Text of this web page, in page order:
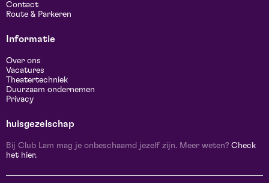
Contact
Route & Parkeren
Informatie
Over ons
Vacatures
Theatertechniek
Duurzaam ondernemen
Privacy
huisgezelschap
Bij Club Lam mag je onbeschaamd jezelf zijn. Meer weten? Check
het hier.